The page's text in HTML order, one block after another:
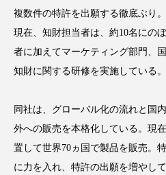
アンチエイジング アン
インナービューティーアワード
ウェアラブルデバイス
複数件の特許を出願する徹底ぶり。
現在、知財担当者は、約10名にの
者に加えてマーケティング部門、
知財に関する研修を実施している。
同社は、グローバル化の流れと国
外への販売を本格化している。現
置して世界70ヵ国で製品を販売。
に力を入れ、特許の出願を増やし